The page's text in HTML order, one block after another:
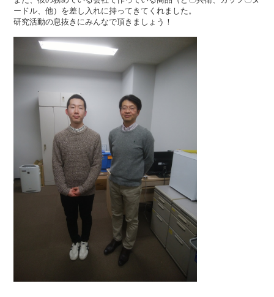
ードル、他）を差し入れに持ってきてくれました。
研究活動の息抜きにみんなで頂きましょう！